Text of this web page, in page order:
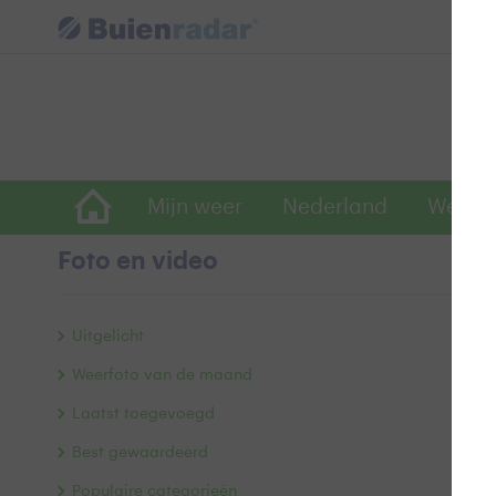
Mijn weer Nederland
Foto en video
Uitgelicht
Weerfoto van de maand
Laatst toegevoegd
Best gewaardeerd
Populaire categorieën